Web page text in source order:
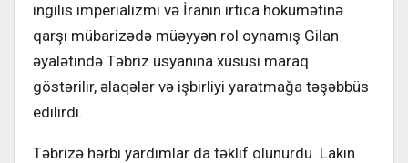
ingilis imperializmi və İranın irtica hökumətinə
qarşı mübarizədə müəyyən rol oynamış Gilan
əyalətində Təbriz üsyanına xüsusi maraq
göstərilir, əlaqələr və işbirliyi yaratmağa təşəbbüs
edilirdi.
Təbrizə hərbi yardımlar da təklif olunurdu. Lakin